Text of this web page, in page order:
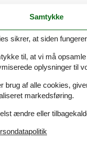
1 m²
Ikke tilladt
miniferie
Nej
Samtykke
sikrer, at siden
til, at vi må
oplysninger til
brug af alle cookies,
markedsføring.
ændre eller